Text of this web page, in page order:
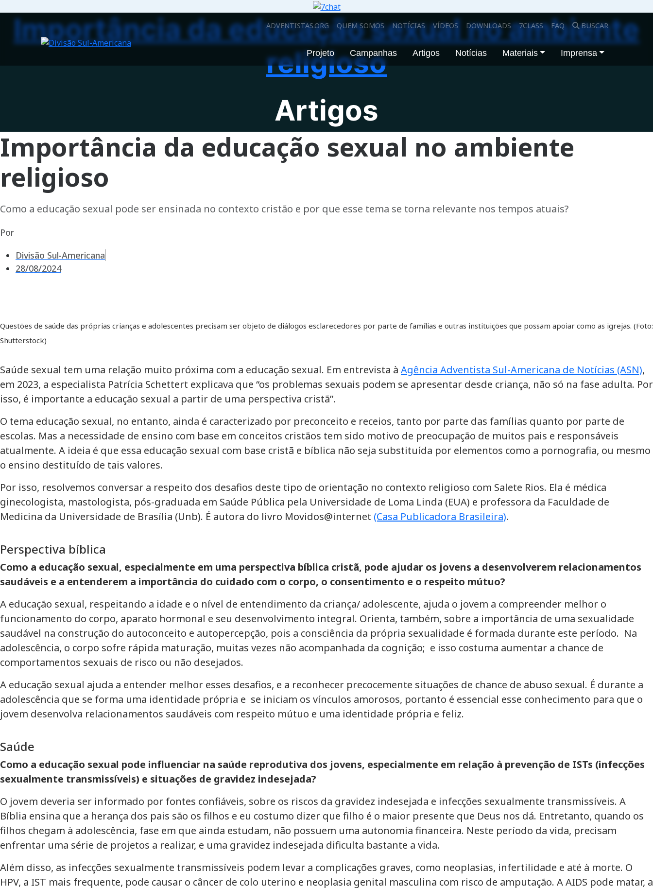
ADVENTISTAS.ORG QUEM SOMOS NOTÍCIAS VÍDEOS DOWNLOADS 7CLASS FAQ BUSCAR
Projeto Campanhas Artigos Notícias Materiais Imprensa
Importância da educação sexual no ambiente
religioso
Artigos
Importância da educação sexual no ambiente
religioso
Como a educação sexual pode ser ensinada no contexto cristão e por que esse tema se torna relevante nos tempos atuais?
Por
Divisão Sul-Americana
28/08/2024
Questões de saúde das próprias crianças e adolescentes precisam ser objeto de diálogos esclarecedores por parte de famílias e outras instituições que possam apoiar como as igrejas. (Foto:
Shutterstock)
Saúde sexual tem uma relação muito próxima com a educação sexual. Em entrevista à Agência Adventista Sul-Americana de Notícias (ASN),
em 2023, a especialista Patrícia Schettert explicava que “os problemas sexuais podem se apresentar desde criança, não só na fase adulta. Por
isso, é importante a educação sexual a partir de uma perspectiva cristã”.
O tema educação sexual, no entanto, ainda é caracterizado por preconceito e receios, tanto por parte das famílias quanto por parte de
escolas. Mas a necessidade de ensino com base em conceitos cristãos tem sido motivo de preocupação de muitos pais e responsáveis
atualmente. A ideia é que essa educação sexual com base cristã e bíblica não seja substituída por elementos como a pornografia, ou mesmo
o ensino destituído de tais valores.
Por isso, resolvemos conversar a respeito dos desafios deste tipo de orientação no contexto religioso com Salete Rios. Ela é médica
ginecologista, mastologista, pós-graduada em Saúde Pública pela Universidade de Loma Linda (EUA) e professora da Faculdade de
Medicina da Universidade de Brasília (Unb). É autora do livro Movidos@internet (Casa Publicadora Brasileira).
Perspectiva bíblica
Como a educação sexual, especialmente em uma perspectiva bíblica cristã, pode ajudar os jovens a desenvolverem relacionamentos
saudáveis e a entenderem a importância do cuidado com o corpo, o consentimento e o respeito mútuo?
⁠A educação sexual, respeitando a idade e o nível de entendimento da criança/ adolescente, ajuda o jovem a compreender melhor o
funcionamento do corpo, aparato hormonal e seu desenvolvimento integral. Orienta, também, sobre a importância de uma sexualidade
saudável na construção do autoconceito e autopercepção, pois a consciência da própria sexualidade é formada durante este período. Na
adolescência, o corpo sofre rápida maturação, muitas vezes não acompanhada da cognição; e isso costuma aumentar a chance de
comportamentos sexuais de risco ou não desejados.
A educação sexual ajuda a entender melhor esses desafios, e a reconhecer precocemente situações de chance de abuso sexual. É durante a
adolescência que se forma uma identidade própria e se iniciam os vínculos amorosos, portanto é essencial esse conhecimento para que o
jovem desenvolva relacionamentos saudáveis com respeito mútuo e uma identidade própria e feliz.
Saúde
Como a educação sexual pode influenciar na saúde reprodutiva dos jovens, especialmente em relação à prevenção de ISTs (infecções
sexualmente transmissíveis) e situações de gravidez indesejada?
O jovem deveria ser informado por fontes confiáveis, sobre os riscos da gravidez indesejada e infecções sexualmente transmissíveis. A
Bíblia ensina que a herança dos pais são os filhos e eu costumo dizer que filho é o maior presente que Deus nos dá. Entretanto, quando os
filhos chegam à adolescência, fase em que ainda estudam, não possuem uma autonomia financeira. Neste período da vida, precisam
enfrentar uma série de projetos a realizar, e uma gravidez indesejada dificulta bastante a vida.
Além disso, as infecções sexualmente transmissíveis podem levar a complicações graves, como neoplasias, infertilidade e até à morte. O
HPV, a IST mais frequente, pode causar o câncer de colo uterino e neoplasia genital masculina com risco de amputação. A AIDS pode matar, a